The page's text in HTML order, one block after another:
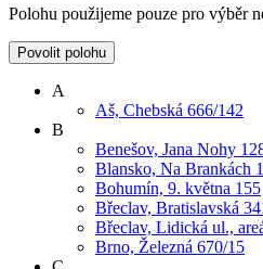
Polohu použijeme pouze pro výběr
Povolit polohu
A
Aš, Chebská 666/142
B
Benešov, Jana Nohy
Blansko, Na Brankách
Bohumín, 9. května 155
Břeclav, Bratislavská
Břeclav, Lidická ul.,
Brno, Železná 670/15